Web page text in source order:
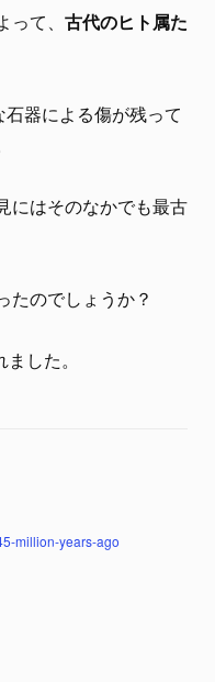
て、 古代のヒト属た
器による傷が残って
にはそのなかでも最古
たのでしょうか？
した。
million-years-ago